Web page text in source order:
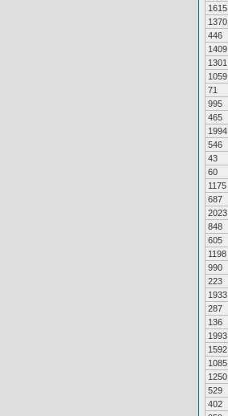
1615
1370
446
1409
1301
1059
71
995
465
1994
546
43
60
1175
687
2023
848
605
1198
990
223
1933
287
136
1993
1592
1085
1250
529
402